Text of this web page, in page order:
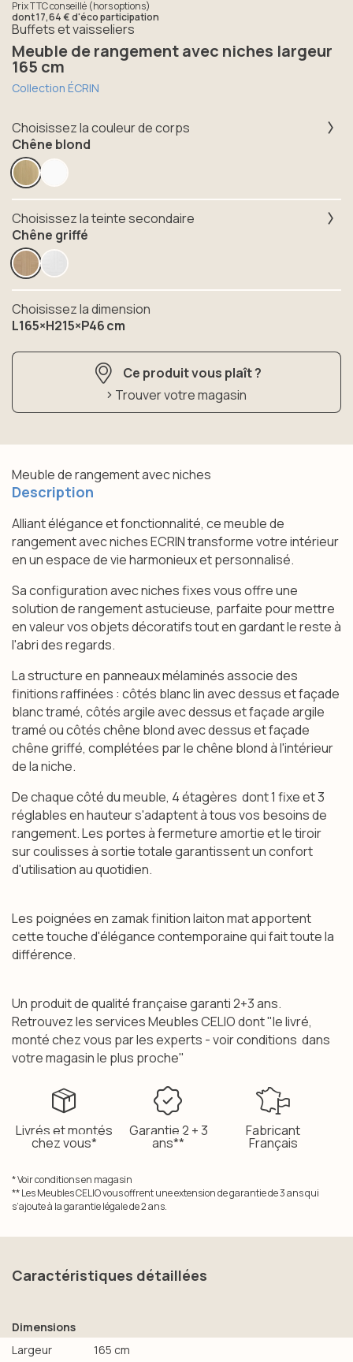
Buffets et vaisseliers
Meuble de rangement avec niches largeur
165 cm
Collection ÉCRIN
Prix TTC conseillé (hors options)
dont17,64 €d'éco participation
Choisissez la couleur de corps
Chêne blond
Choisissez la teinte secondaire
Chêne griffé
Choisissez la dimension
L165×H215×P46 cm
Ce produit vous plaît ?
Trouver votre magasin
Meuble de rangement avec niches
Description
Alliant élégance et fonctionnalité, ce meuble de
rangement avec niches ECRIN transforme votre intérieur
en un espace de vie harmonieux et personnalisé.
Sa configuration avec niches fixes vous offre une
solution de rangement astucieuse, parfaite pour mettre
en valeur vos objets décoratifs tout en gardant le reste à
l'abri des regards.
La structure en panneaux mélaminés associe des
finitions raffinées : côtés blanc lin avec dessus et façade
blanc tramé, côtés argile avec dessus et façade argile
tramé ou côtés chêne blond avec dessus et façade
chêne griffé, complétées par le chêne blond à l'intérieur
de la niche.
De chaque côté du meuble, 4 étagères dont 1 fixe et 3
réglables en hauteur s'adaptent à tous vos besoins de
rangement. Les portes à fermeture amortie et le tiroir
sur coulisses à sortie totale garantissent un confort
d'utilisation au quotidien.
Les poignées en zamak finition laiton mat apportent
cette touche d'élégance contemporaine qui fait toute la
différence.
Un produit de qualité française garanti 2+3 ans.
Retrouvez les services Meubles CELIO dont "le livré,
monté chez vous par les experts - voir conditions dans
votre magasin le plus proche"
Livrés et montés
chez vous*
Garantie 2 + 3
ans**
Fabricant
Français
* Voir conditions en magasin
** Les Meubles CELIO vous offrent une extension de garantie de 3 ans qui
s’ajoute à la garantie légale de 2 ans.
Caractéristiques détaillées
Dimensions
Largeur
165 cm